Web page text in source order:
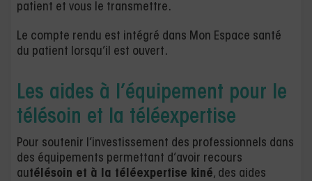
patient et vous le transmettre.
Le compte rendu est intégré dans Mon Espace santé
du patient lorsqu’il est ouvert.
Les aides à l’équipement pour le
télésoin et la téléexpertise
Pour soutenir l’investissement des professionnels dans
des équipements permettant d’avoir recours
autélésoin et à la téléexpertise kiné, des aides